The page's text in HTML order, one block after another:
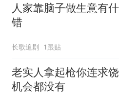
人家靠脑子做生意有
错
长歌追剧 1跟贴
老实人拿起枪你连求
机会都没有